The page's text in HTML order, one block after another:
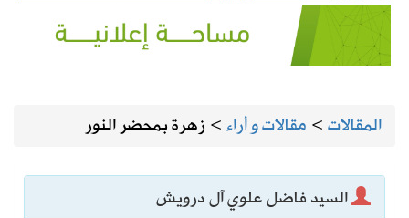
المقالات> مقالات و أراء> زهرة بمحضر النور
السيد فاضل علوي آل درويش